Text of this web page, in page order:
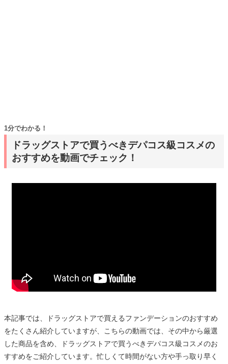
ドラッグストアで買うべきデパコス級コスメの
おすすめを動画でチェック！
1分でわかる！
本記事では、ドラッグストアで買えるファンデーションのおすすめ
をたくさん紹介していますが、こちらの動画では、その中から厳選
した商品を含め、ドラッグストアで買うべきデパコス級コスメのお
すすめをご紹介しています。忙しくて時間がない方や手っ取り早く